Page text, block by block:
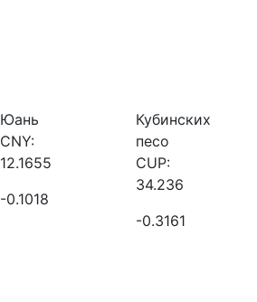
Юань
CNY:
12.1655
-0.1018
Кубинских
песо
CUP:
34.236
-0.3161